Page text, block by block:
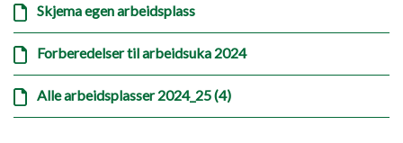
Skjema egen arbeidsplass
Forberedelser til arbeidsuka 2024
Alle arbeidsplasser 2024_25 (4)